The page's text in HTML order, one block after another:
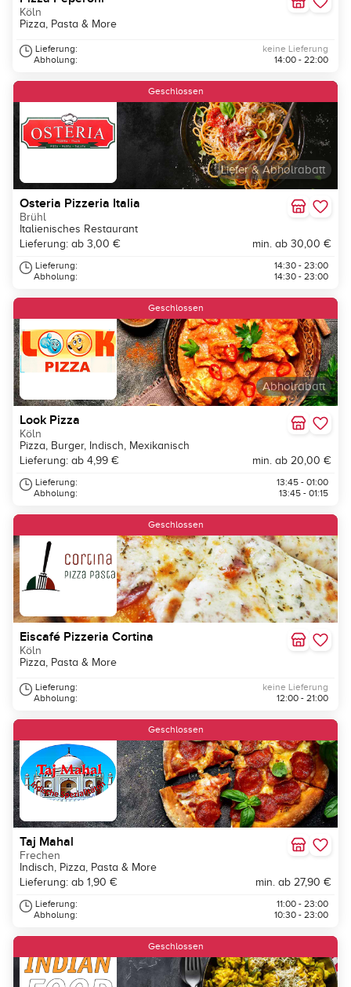
Köln
Pizza, Pasta & More
Lieferung:
Abholung:
keine Lieferung
14:00 - 22:00
Liefer & Abholrabatt
Geschlossen
Osteria Pizzeria Italia
Brühl
Italienisches Restaurant
Lieferung: ab 3,00 €
min. ab 30,00 €
Lieferung:
Abholung:
14:30 - 23:00
14:30 - 23:00
Abholrabatt
Geschlossen
Look Pizza
Köln
Pizza, Burger, Indisch, Mexikanisch
Lieferung: ab 4,99 €
min. ab 20,00 €
Lieferung:
Abholung:
13:45 - 01:00
13:45 - 01:15
Geschlossen
Eiscafé Pizzeria Cortina
Köln
Pizza, Pasta & More
Lieferung:
Abholung:
keine Lieferung
12:00 - 21:00
Geschlossen
Taj Mahal
Frechen
Indisch, Pizza, Pasta & More
Lieferung: ab 1,90 €
min. ab 27,90 €
Lieferung:
Abholung:
11:00 - 23:00
10:30 - 23:00
Geschlossen